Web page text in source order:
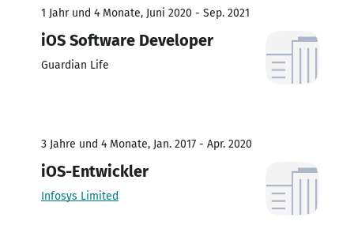
1 Jahr und 4 Monate, Juni 2020 - Sep. 2021
iOS Software Developer
Guardian Life
3 Jahre und 4 Monate, Jan. 2017 - Apr. 2020
iOS-Entwickler
Infosys Limited